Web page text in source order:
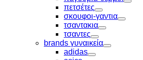
Toggle
πετσέτες
Toggle
σκουφοι-γαντια
Toggle
τσαντακια
Toggle
τσαντες
Toggle
brands γυναικεία
Toggle
adidas
Toggle